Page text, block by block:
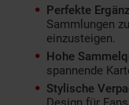
Perfekte
Sammlungen
einzusteigen.
Hohe
spannende
Stylische